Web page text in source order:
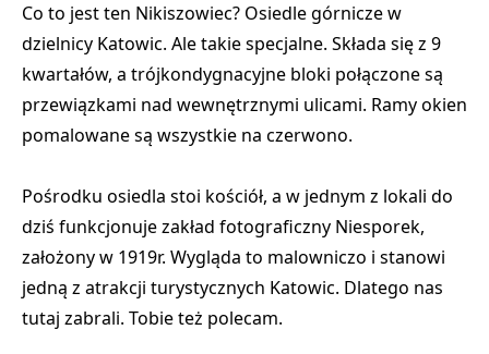
Co to jest ten Nikiszowiec? Osiedle górnicze w
dzielnicy Katowic. Ale takie specjalne. Składa się z 9
kwartałów, a trójkondygnacyjne bloki połączone są
przewiązkami nad wewnętrznymi ulicami. Ramy okien
pomalowane są wszystkie na czerwono.
Pośrodku osiedla stoi kościół, a w jednym z lokali do
dziś funkcjonuje zakład fotograficzny Niesporek,
założony w 1919r. Wygląda to malowniczo i stanowi
jedną z atrakcji turystycznych Katowic. Dlatego nas
tutaj zabrali. Tobie też polecam.